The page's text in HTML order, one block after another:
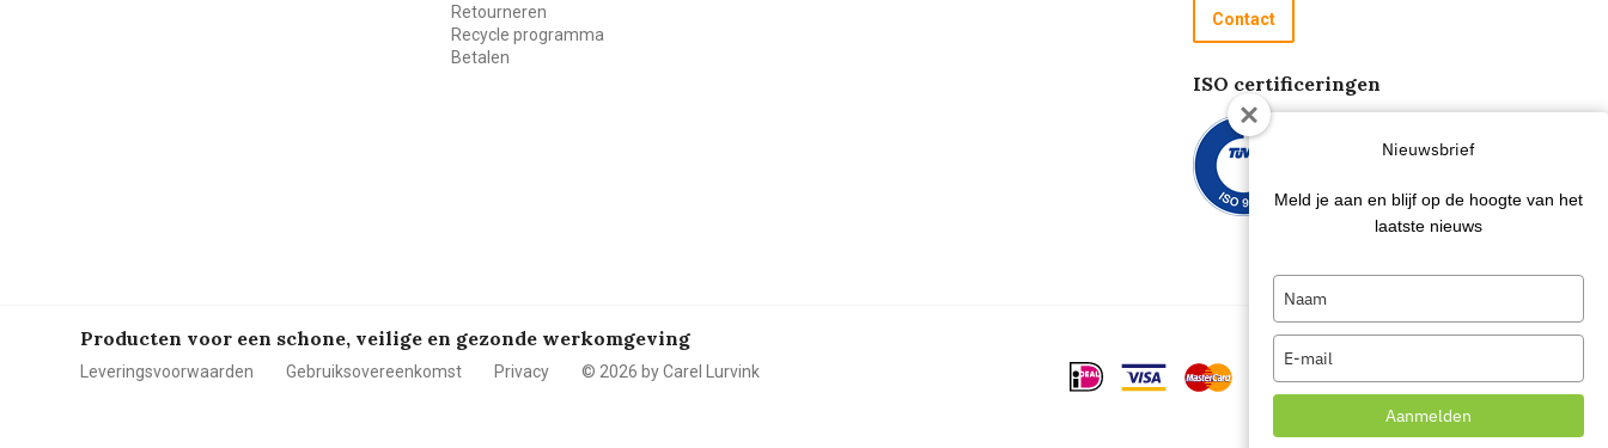
Retourneren
Recycle programma
Betalen
Contact
ISO certificeringen
Producten voor een schone, veilige en gezonde werkomgeving
Leveringsvoorwaarden Gebruiksovereenkomst Privacy © 2026 by Carel Lurvink
Nieuwsbrief
Meld je aan en blijf op de hoogte van het
laatste nieuws
name
email
Aanmelden